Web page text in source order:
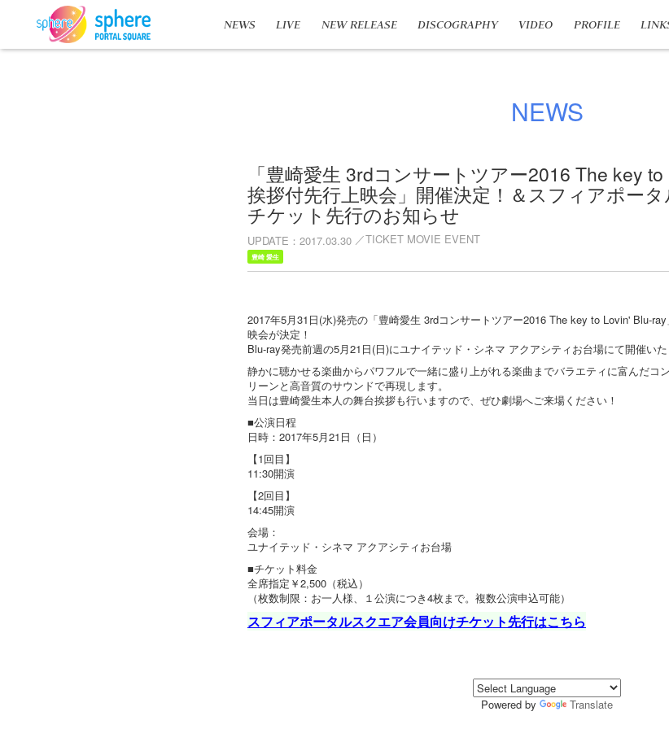
NEWS LIVE NEW RELEASE DISCOGRAPHY VIDEO PROFILE
NEWS
「豊崎愛生 3rdコンサートツアー2016 The key
挨拶付先行上映会」開催決定！＆スフィアポー
チケット先行のお知らせ
UPDATE 2017.03.30 TICKET MOVIE EVENT
豊崎 愛生
2017年5月31日(水)発売の「豊崎愛生 3rdコンサートツアー2016 The key to Lovin' Blu-
映会が決定！
Blu-ray発売前週の5月21日(日)にユナイテッド・シネマ アクアシティお台場にて開催いた
静かに聴かせる楽曲からパワフルで一緒に盛り上がれる楽曲までバラエティに富んだコ
リーンと高音質のサウンドで再現します。
当日は豊崎愛生本人の舞台挨拶も行いますので、ぜひ劇場へご来場ください！
■公演日程
日時：2017年5月21日（日）
【1回目】
11:30開演
【2回目】
14:45開演
会場：
ユナイテッド・シネマ アクアシティお台場
■チケット料金
全席指定￥2,500（税込）
（枚数制限：お一人様、１公演につき4枚まで。複数公演申込可能）
スフィアポータルスクエア会員向けチケット先行はこちら
Powered by Translate